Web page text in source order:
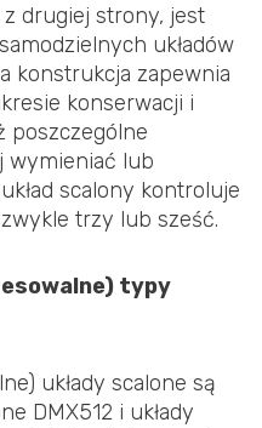
z drugiej strony, jest
układów
konstrukcja zapewnia
konserwacji i
poszczególne
wymieniać lub
scalony kontroluje
trzy lub sześć.
typy
układy scalone są
DMX512 i układy